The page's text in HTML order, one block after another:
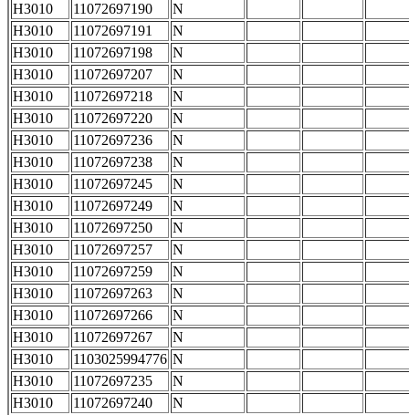
H3010
11072697190
N
H3010
11072697191
N
H3010
11072697198
N
H3010
11072697207
N
H3010
11072697218
N
H3010
11072697220
N
H3010
11072697236
N
H3010
11072697238
N
H3010
11072697245
N
H3010
11072697249
N
H3010
11072697250
N
H3010
11072697257
N
H3010
11072697259
N
H3010
11072697263
N
H3010
11072697266
N
H3010
11072697267
N
H3010
1103025994776 N
H3010
11072697235
N
H3010
11072697240
N